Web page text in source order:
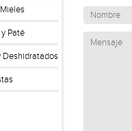
Paté
Deshidratados